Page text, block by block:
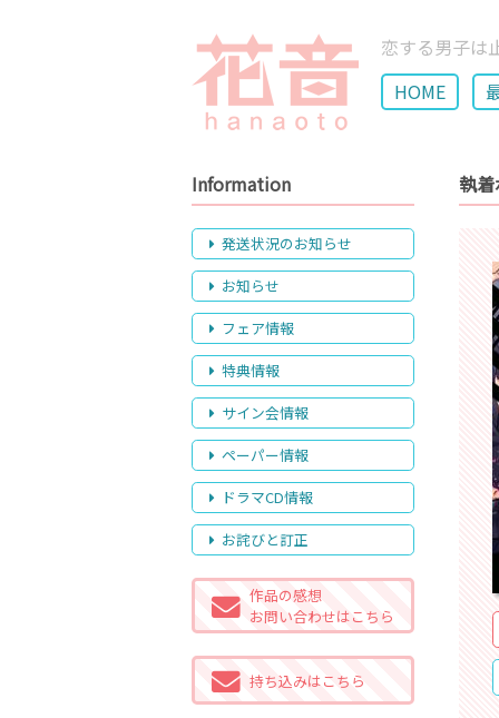
恋する男子
HOME
執
Information
発送状況のお知らせ
お知らせ
フェア情報
特典情報
サイン会情報
ペーパー情報
ドラマCD情報
お詫びと訂正
作品の感想
お問い合わせはこちら
持ち込みはこちら